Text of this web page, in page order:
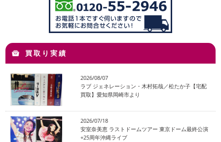
買取り実績
2026/08/07
ラブ ジェネレーション・木村拓哉／松たか子【宅配
買取】愛知県岡崎市より
2026/07/18
安室奈美恵 ラストドームツアー 東京ドーム最終公演
+25周年沖縄ライブ